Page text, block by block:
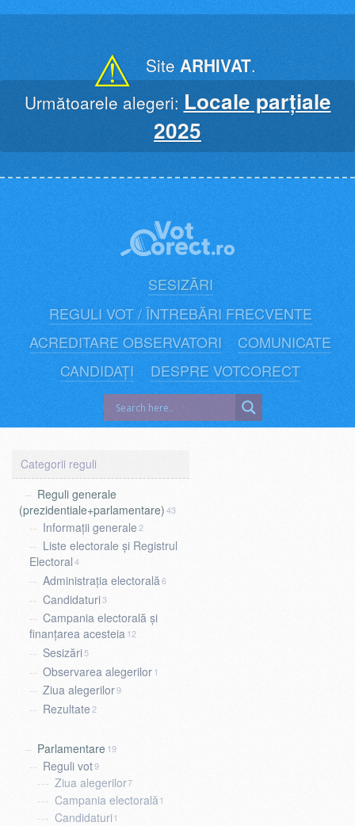
⚠ Site ARHIVAT.
Următoarele alegeri: Locale parțiale
2025
SESIZĂRI
REGULI VOT / ÎNTREBĂRI FRECVENTE
ACREDITARE OBSERVATORI
COMUNICATE
CANDIDAȚI
DESPRE VOTCORECT
Reguli generale
(prezidentiale+parlamentare)43
Informații generale 2
Liste electorale și Registrul
Electoral4
Administrația electorală6
Candidaturi3
Campania electorală și
finanțarea acesteia12
Sesizări5
Observarea alegerilor1
Ziua alegerilor9
Rezultate2
Parlamentare19
Reguli vot9
Ziua alegerilor7
Campania electorală1
Candidaturi1